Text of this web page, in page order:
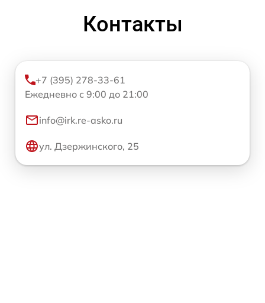
Контакты
+7 (395) 278-33-61
Ежедневно с 9:00 до 21:00
info@irk.re-asko.ru
ул. Дзержинского, 25